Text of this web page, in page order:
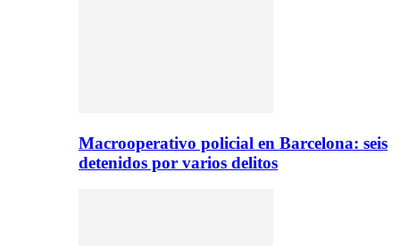
Macrooperativo policial en Barcelona: seis
detenidos por varios delitos